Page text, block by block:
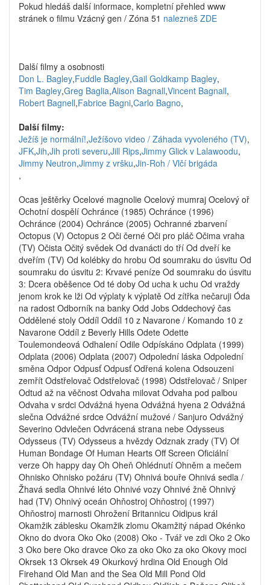
Pokud hledáš další informace, kompletní přehled www
stránek o filmu Vzácný gen / Zóna 51 nalezneš ZDE
Další filmy a osobnosti
Don L. Bagley,Fuddle Bagley,Gail Goldkamp Bagley,
Tim Bagley,Greg Baglia,Alison Bagnall,Vincent Bagnall,
Robert Bagnell,Fabrice Bagni,Carlo Bagno,
Další filmy:
Ježíš je normální!,Ježíšovo video / Záhada vyvoleného (TV),
JFK,Jih,Jih proti severu,Jill Rips,Jimmy Glick v Lalawoodu,
Jimmy Neutron,Jimmy z vršku,Jin-Roh / Vlčí brigáda
,
Ocas ještěrky Ocelové magnolie Ocelový mumraj Ocelový oř
Ochotní dospělí Ochránce (1985) Ochránce (1996)
Ochránce (2004) Ochránce (2005) Ochranné zbarvení
Octopus (V) Octopus 2 Oči černé Oči pro pláč Očima vraha
(TV) Očista Očitý svědek Od dvanácti do tří Od dveří ke
dveřím (TV) Od kolébky do hrobu Od soumraku do úsvitu Od
soumraku do úsvitu 2: Krvavé peníze Od soumraku do úsvitu
3: Dcera oběšence Od té doby Od ucha k uchu Od vraždy
jenom krok ke lži Od výplaty k výplatě Od zítřka nečaruji Óda
na radost Odborník na banky Odd Jobs Oddechový čas
Oddělené stoly Oddíl Oddíl 10 z Navarone / Komando 10 z
Navarone Oddíl z Beverly Hills Odete Odette
Toulemondeová Odhalení Odile Odpískáno Odplata (1999)
Odplata (2006) Odplata (2007) Odpolední láska Odpolední
směna Odpor Odpusť Odpusť Odřená kolena Odsouzeni
zemřít Odstřelovač Odstřelovač (1998) Odstřelovač / Sniper
Odtud až na věčnost Odvaha milovat Odvaha pod palbou
Odvaha v srdci Odvážná hyena Odvážná hyena 2 Odvážná
slečna Odvážné srdce Odvážní mužové / Sanjuro Odvážný
Severino Odvlečen Odvrácená strana nebe Odysseus
Odysseus (TV) Odysseus a hvězdy Odznak zrady (TV) Of
Human Bondage Of Human Hearts Off Screen Oficiální
verze Oh happy day Oh Oheň Ohlédnutí Ohněm a mečem
Ohnisko Ohnisko požáru (TV) Ohnivá bouře Ohnivá sedla /
Žhavá sedla Ohnivé léto Ohnivé vozy Ohnivé žně Ohnivý
had (TV) Ohnivý oceán Ohňostroj Ohňostroj (1997)
Ohňostroj marnosti Ohrožení Britannicu Oidipus král
Okamžik záblesku Okamžik zlomu Okamžitý nápad Okénko
Okno do dvora Oko Oko (2008) Oko - Tvář ve zdi Oko 2 Oko
3 Oko bere Oko dravce Oko za oko Oko za oko Okovy moci
Okrsek 13 Okrsek 49 Okurkový hrdina Old Enough Old
Firehand Old Man and the Sea Old Mill Pond Old